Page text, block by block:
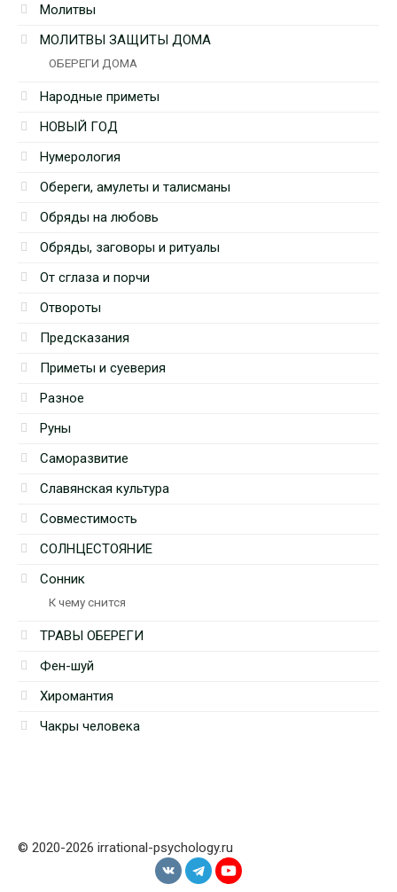
Молитвы
МОЛИТВЫ ЗАЩИТЫ ДОМА
ОБЕРЕГИ ДОМА
Народные приметы
НОВЫЙ ГОД
Нумерология
Обереги, амулеты и талисманы
Обряды на любовь
Обряды, заговоры и ритуалы
От сглаза и порчи
Отвороты
Предсказания
Приметы и суеверия
Разное
Руны
Саморазвитие
Славянская культура
Совместимость
СОЛНЦЕСТОЯНИЕ
Сонник
К чему снится
ТРАВЫ ОБЕРЕГИ
Фен-шуй
Хиромантия
Чакры человека
© 2020-2026 irrational-psychology.ru